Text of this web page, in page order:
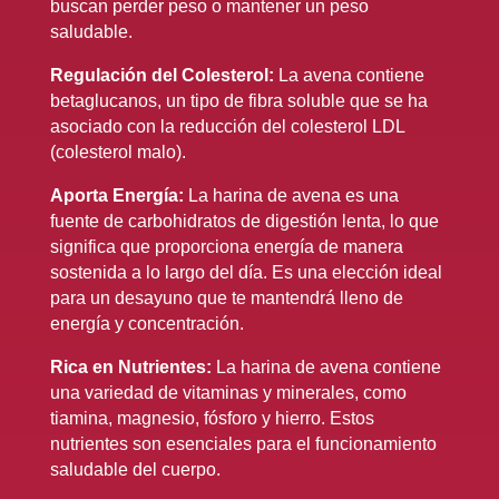
buscan perder peso o mantener un peso
saludable.
Regulación del Colesterol: La avena contiene
betaglucanos, un tipo de fibra soluble que se ha
asociado con la reducción del colesterol LDL
(colesterol malo).
Aporta Energía: La harina de avena es una
fuente de carbohidratos de digestión lenta, lo que
significa que proporciona energía de manera
sostenida a lo largo del día. Es una elección ideal
para un desayuno que te mantendrá lleno de
energía y concentración.
Rica en Nutrientes: La harina de avena contiene
una variedad de vitaminas y minerales, como
tiamina, magnesio, fósforo y hierro. Estos
nutrientes son esenciales para el funcionamiento
saludable del cuerpo.